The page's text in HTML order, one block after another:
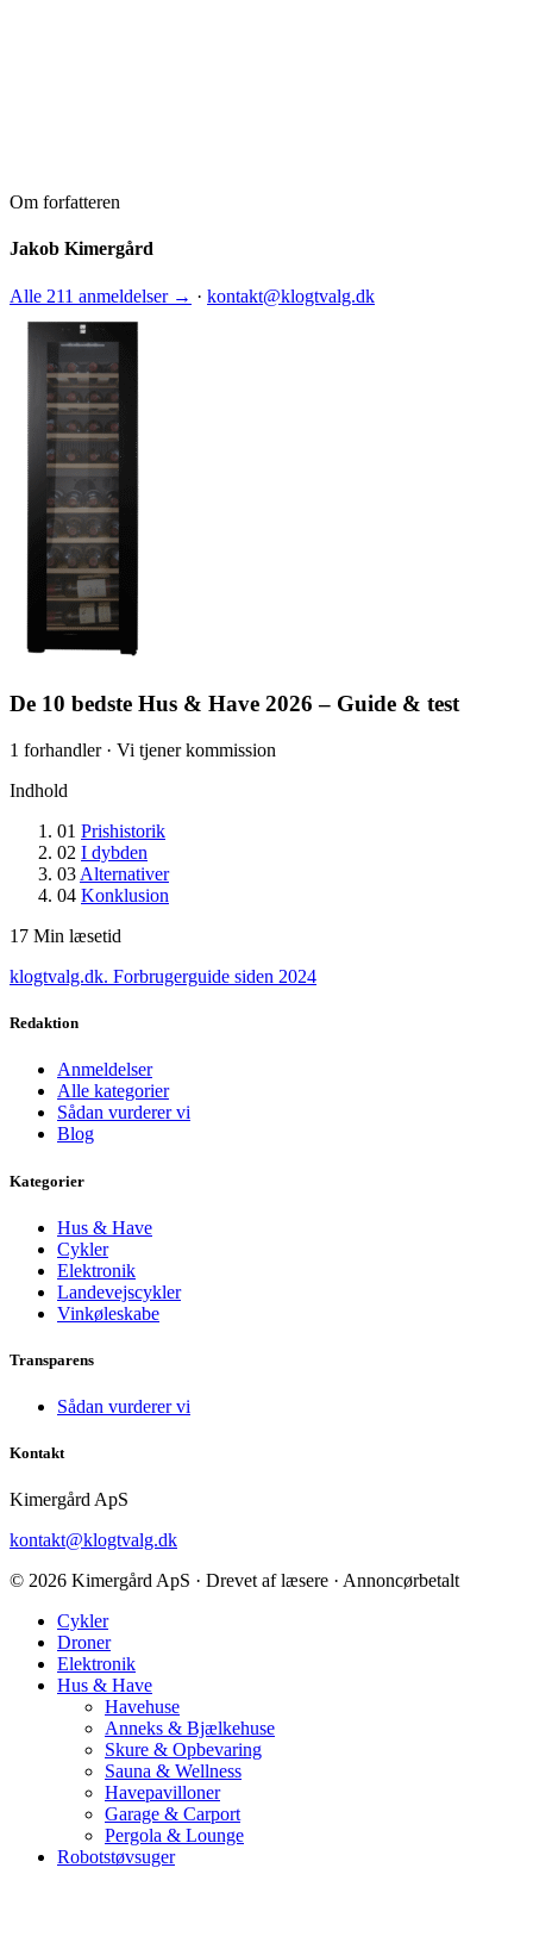
Om forfatteren
Jakob Kimergård
Alle 211 anmeldelser → · kontakt@klogtvalg.dk
De 10 bedste Hus & Have 2026 – Guide & test
1 forhandler · Vi tjener kommission
Indhold
01 Prishistorik
02 I dybden
03 Alternativer
04 Konklusion
17 Min læsetid
klogtvalg.dk. Forbrugerguide siden 2024
Redaktion
Anmeldelser
Alle kategorier
Sådan vurderer vi
Blog
Kategorier
Hus & Have
Cykler
Elektronik
Landevejscykler
Vinkøleskabe
Transparens
Sådan vurderer vi
Kontakt
Kimergård ApS
kontakt@klogtvalg.dk
© 2026 Kimergård ApS · Drevet af læsere · Annoncørbetalt
Cykler
Droner
Elektronik
Hus & Have
Havehuse
Anneks & Bjælkehuse
Skure & Opbevaring
Sauna & Wellness
Havepavilloner
Garage & Carport
Pergola & Lounge
Robotstøvsuger